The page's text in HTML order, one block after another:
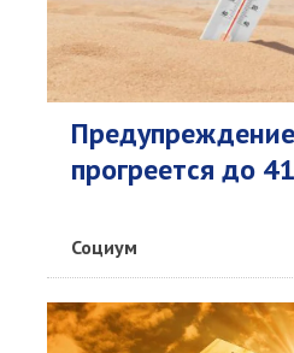
прогреется до
Социум